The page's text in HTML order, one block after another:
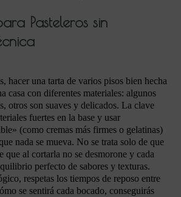
Pasteleros sin
hacer una tarta de varios pisos bien hecha
casa con diferentes materiales: algunos
otros son suaves y delicados. La clave
fuertes en la base y usar
(como cremas más firmes o gelatinas)
nada se mueva. No se trata solo de que
que al cortarla no se desmorone y cada
perfecto de sabores y texturas.
respetas los tiempos de reposo entre
se sentirá cada bocado, conseguirás